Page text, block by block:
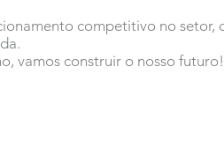
competitivo no setor,
vamos construir o nosso futuro!